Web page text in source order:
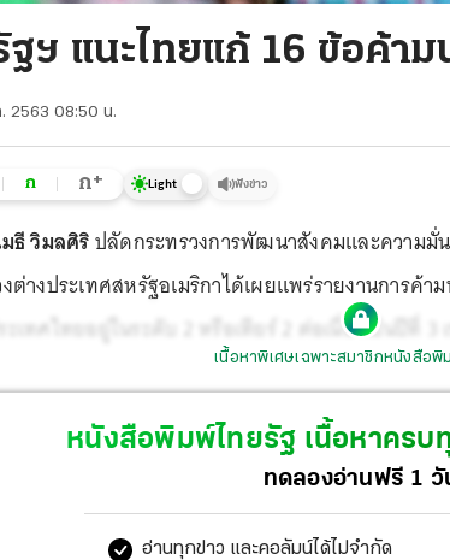
ฯ แนะไทยแก้ 16 ข้อค้า
2563 08:50 น.
ก ก+ Light ฟังข่าว
ธี วิมลศิริปลัดกระทรวงการพัฒนาสังคมและความมั่
ต่างประเทศสหรัฐอเมริกาได้เผยแพร่รายงานการค้
เทศไทยอยู่ในระดับ 2 หรือเทียร์ 2 ต่อเนื่องเป็นปีที่ 3
ะดับที่น่าพอใจ ซึ่งทุกภาคส่วนยังคงต้องเพิ่มความพยา
งต่อเนื่อง
เนื้อหาพิเศษเฉพาะสมาชิกหนังสือพิ
หนังสือพิมพ์ไทยรัฐ เนื้อหาครบ
ทดลองอ่านฟรี 1 วั
อ่านทุกข่าว และคอลัมน์ได้ไม่จำกัด